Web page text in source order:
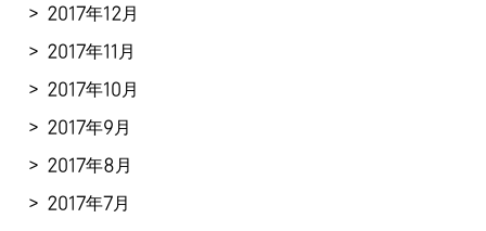
2017年12月
2017年11月
2017年10月
2017年9月
2017年8月
2017年7月